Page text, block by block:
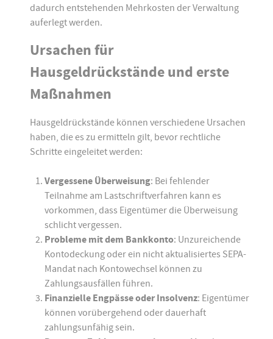
dadurch entstehenden Mehrkosten der Verwaltung
auferlegt werden.
Ursachen für
Hausgeldrückstände und erste
Maßnahmen
Hausgeldrückstände können verschiedene Ursachen
haben, die es zu ermitteln gilt, bevor rechtliche
Schritte eingeleitet werden:
Vergessene Überweisung: Bei fehlender
Teilnahme am Lastschriftverfahren kann es
vorkommen, dass Eigentümer die Überweisung
schlicht vergessen.
Probleme mit dem Bankkonto: Unzureichende
Kontodeckung oder ein nicht aktualisiertes SEPA-
Mandat nach Kontowechsel können zu
Zahlungsausfällen führen.
Finanzielle Engpässe oder Insolvenz: Eigentümer
können vorübergehend oder dauerhaft
zahlungsunfähig sein.